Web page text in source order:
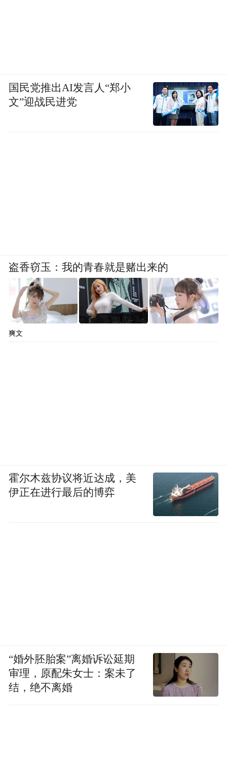
国民党推出AI发言人“郑小
文”迎战民进党
盗香窃玉：我的青春就是赌出来的
爽文
霍尔木兹协议将近达成，美
伊正在进行最后的博弈
“婚外胚胎案”离婚诉讼延期
审理，原配朱女士：案未了
结，绝不离婚